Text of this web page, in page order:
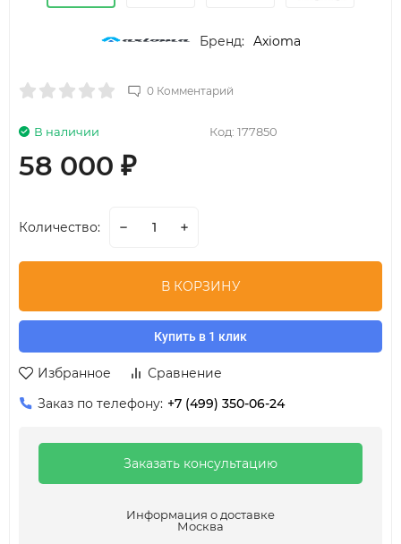
Бренд: Axioma
0 Комментарий
Код: 177850
В наличии
58 000 ₽
Количество:
В КОРЗИНУ
Купить в 1 клик
Избранное
Сравнение
Заказ по телефону: +7 (499) 350-06-24
Заказать консультацию
Информация о доставке
Москва